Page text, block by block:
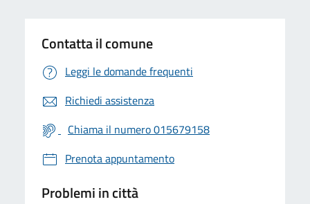
Contatta il comune
Leggi le domande frequenti
Richiedi assistenza
Chiama il numero 015679158
Prenota appuntamento
Problemi in città